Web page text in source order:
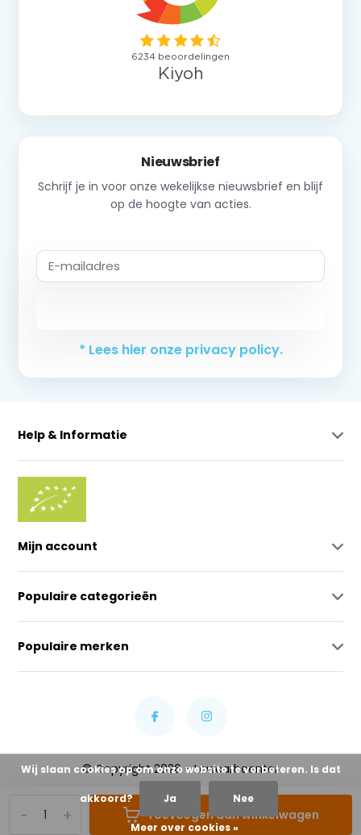
+
- Toevoegen aan winkelwagen
Nieuwsbrief
Schrijf je in voor onze wekelijkse nieuwsbrief en blijf
op de hoogte van acties.
* Lees hier onze privacy policy.
Help & Informatie
Mijn account
Populaire categorieën
Populaire merken
© Copyright 2026 - Lowcarbcenter
Wij slaan cookies op om onze website te verbeteren. Is dat
akkoord? Ja Nee
Meer over cookies »